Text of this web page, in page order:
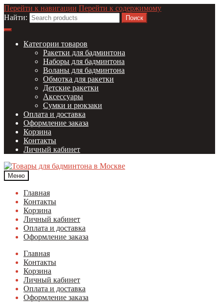
Перейти к навигации Перейти к содержимому
Найти:
Категории товаров
Ракетки для бадминтона
Наборы для бадминтона
Воланы для бадминтона
Обмотка для ракетки
Детские ракетки
Аксессуары
Сумки и рюкзаки
Оплата и доставка
Оформление заказа
Корзина
Контакты
Личный кабинет
Меню
Главная
Контакты
Корзина
Личный кабинет
Оплата и доставка
Оформление заказа
Главная
Контакты
Корзина
Личный кабинет
Оплата и доставка
Оформление заказа